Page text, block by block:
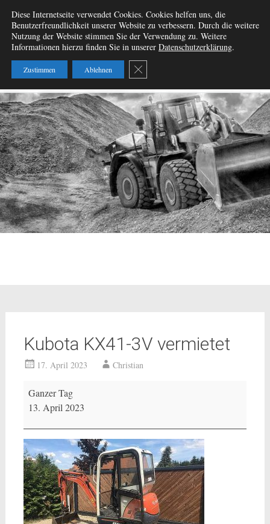
Inhalt
springen
Wir vermieten
Baumaschinen – W&B
Baumaschinenvermietung
GbR
Kubota KX41-3V vermietet
17. April 2023 Christian
Kubota
KX41-
vermietet
Ganzer Tag
13. April 2023
Diese Internetseite verwendet Cookies. Cookies helfen uns, die
Benutzerfreundlichkeit unserer Website zu verbessern. Durch die weitere
Nutzung der Website stimmen Sie der Verwendung zu. Weitere
Informationen hierzu finden Sie in unserer Datenschutzerklärung.
Zustimmen Ablehnen GDPR Cookie-Banner schließen